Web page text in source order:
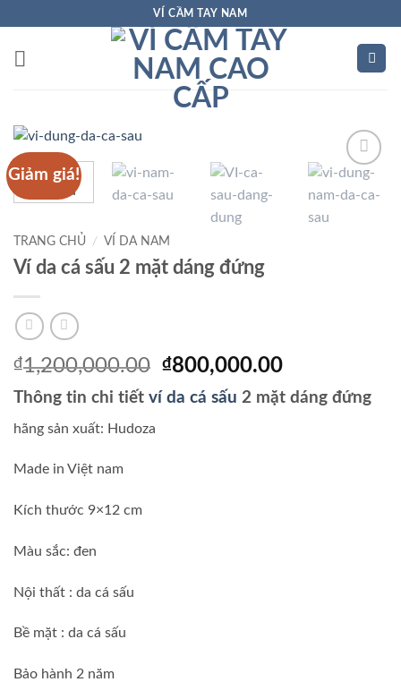
nội
VÍ CẦM TAY NAM
Giảm giá!
Add to
Wishlist
TRANG CHỦ / VÍ DA NAM
Ví da cá sấu 2 mặt dáng đứng
₫1,200,000.00 Giá
gốc
là:
₫800,000.00Giá
hiện
tại
Thông tin chi tiết ví da cá sấu 2 mặt dáng đứng
hãng sản xuất: Hudoza
Made in Việt nam
Kích thước 9×12 cm
Màu sắc: đen
Nội thất : da cá sấu
Bề mặt : da cá sấu
Bảo hành 2 năm